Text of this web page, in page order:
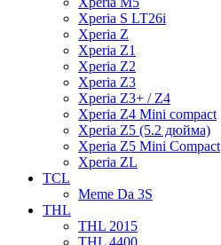
Xperia S LT26i
Xperia Z
Xperia Z1
Xperia Z2
Xperia Z3
Xperia Z3+ / Z4
Xperia Z4 Mini compact
Xperia Z5 (5.2 дюйма)
Xperia Z5 Mini Compact
Xperia ZL
TCL
Meme Da 3S
THL
THL 2015
THL 4400